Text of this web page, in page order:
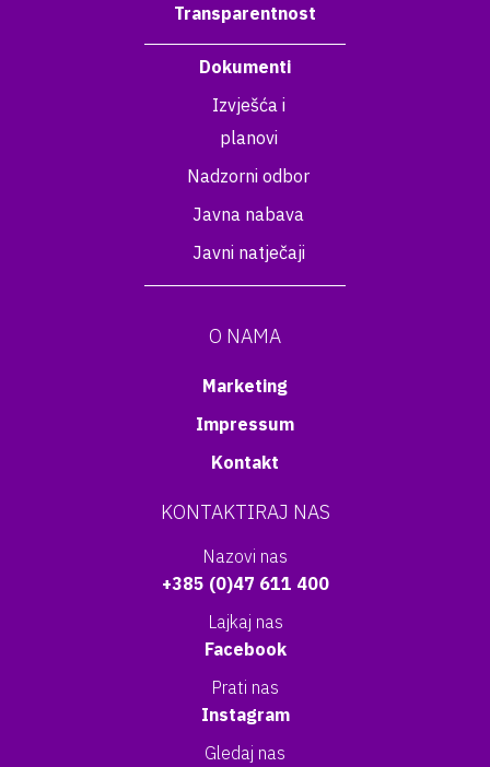
Transparentnost
Dokumenti
Izvješća i
planovi
Nadzorni odbor
Javna nabava
Javni natječaji
O NAMA
Marketing
Impressum
Kontakt
KONTAKTIRAJ NAS
Nazovi nas
+385 (0)47 611 400
Lajkaj nas
Facebook
Prati nas
Instagram
Gledaj nas